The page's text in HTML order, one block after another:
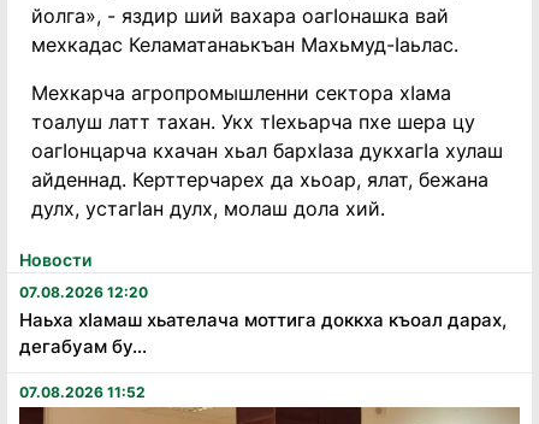
Новости
07.08.2026 12:20
Наьха хӏамаш хьателача моттига доккха къоал дарах,
дегабуам бу...
07.08.2026 11:52
йолга», - яздир ший вахара оагӏонашка вай
мехкадас Келаматанаькъан Махьмуд-Iаьлас.
Мехкарча агропромышленни сектора хӏама
тоалуш латт тахан. Укх тӏехьарча пхе шера цу
оагӏонцарча кхачан хьал бархӏаза дукхагӏа хулаш
айденнад. Керттерчарех да хьоар, ялат, бежана
дулх, устагӏан дулх, молаш дола хий.